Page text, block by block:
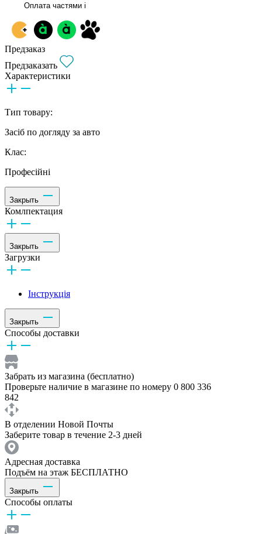
Оплата частями i
Предзаказ
Предзаказать
Характеристики
Тип товару:
Засіб по догляду за авто
Клас:
Професійні
Закрыть
Комлпектация
Закрыть
Загрузки
Інструкція
Закрыть
Способы доставки
Забрать из магазина (бесплатно)
Проверьте наличие в магазине по номеру 0 800 336
842
В отделении Новой Почты
Заберите товар в течение 2-3 дней
Адресная доставка
Подъём на этаж БЕСПЛАТНО
Закрыть
Способы оплаты